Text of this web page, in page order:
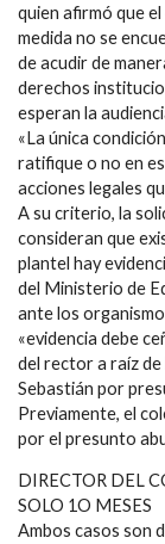
quien afirmó que
medida no se
de acudir de
derechos
esperan la
«La única
ratifique o no en
acciones legales
A su criterio, la
consideran que
plantel hay
del Ministerio de
ante los
«evidencia debe
del rector a raíz
Sebastián por
Previamente, el
por el presunto
DIRECTOR DEL
SOLO 1O MESES
Ambos casos son